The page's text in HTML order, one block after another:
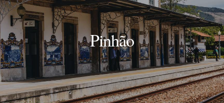
Pinhão